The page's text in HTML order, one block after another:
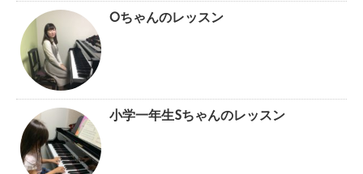
Oちゃんのレッスン
小学一年生Sちゃんのレッスン